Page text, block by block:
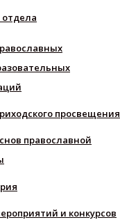
отдела
просвещения
православной
и конкурсов